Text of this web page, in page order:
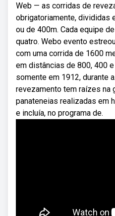
Web — as corridas de
obrigatoriamente, divididas
ou de 400m. Cada equipe
quatro. Webo evento
com uma corrida de 1600
em distâncias de 800, 400
somente em 1912, durante
revezamento tem raízes na
panateneias realizadas em
e incluía, no programa de.